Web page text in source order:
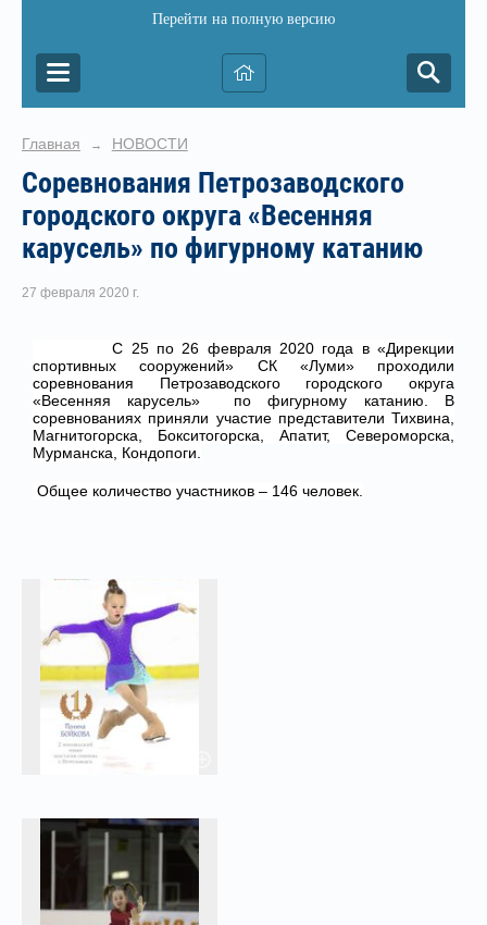
Перейти на полную версию
Главная → НОВОСТИ
Соревнования Петрозаводского
городского округа «Весенняя
карусель» по фигурному катанию
27 февраля 2020 г.
С 25 по 26 февраля 2020 года в «Дирекции
спортивных сооружений» СК «Луми» проходили
соревнования Петрозаводского городского округа
«Весенняя карусель» по фигурному катанию. В
соревнованиях приняли участие представители Тихвина,
Магнитогорска, Бокситогорска, Апатит, Североморска,
Мурманска, Кондопоги.
Общее количество участников – 146 человек.